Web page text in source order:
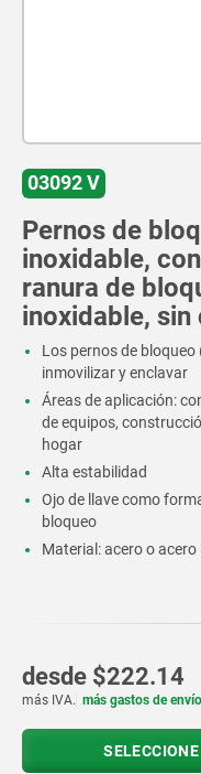
03092 V
Pernos de
inoxidable,
ranura de
inoxidable,
Los pernos de
inmovilizar y enclavar
Áreas de aplicación:
de equipos,
hogar
Alta estabilidad
Ojo de llave como
bloqueo
Material: acero o acero
desde $222.14
más IVA. más gastos de envío